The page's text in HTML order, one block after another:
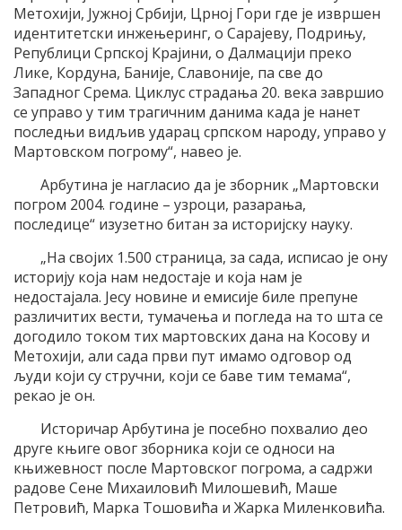
Метохији, Јужној Србији, Црној Гори где је извршен
идентитетски инжењеринг, о Сарајеву, Подрињу,
Републици Српској Крајини, о Далмацији преко
Лике, Кордуна, Баније, Славоније, па све до
Западног Срема. Циклус страдања 20. века завршио
се управо у тим трагичним данима када је нанет
последњи видљив ударац српском народу, управо у
Мартовском погрому“, навео је.
Арбутина је нагласио да је зборник „Мартовски
погром 2004. године – узроци, разарања,
последице“ изузетно битан за историјску науку.
„На својих 1.500 страница, за сада, исписао је ону
историју која нам недостаје и која нам је
недостајала. Јесу новине и емисије биле препуне
различитих вести, тумачења и погледа на то шта се
догодило током тих мартовских дана на Косову и
Метохији, али сада први пут имамо одговор од
људи који су стручни, који се баве тим темама“,
рекао је он.
Историчар Арбутина је посебно похвалио део
друге књиге овог зборника који се односи на
књижевност после Мартовског погрома, а садржи
радове Сене Михаиловић Милошевић, Маше
Петровић, Марка Тошовића и Жарка Миленковића.